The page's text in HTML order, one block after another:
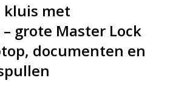
kluis met
grote Master Lock
documenten en